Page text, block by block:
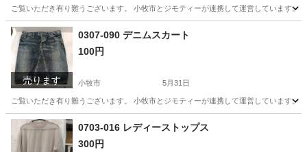
ご覧いただき有り難うございます。 小牧市とジモティーが連携して運営していま
愛知 小牧市 リユース
売ります
0307-090 デニムスカート
100円
小牧市 5月31日
ご覧いただき有り難うございます。 小牧市とジモティーが連携して運営していま
愛知 小牧市 服/ファッション リユース
0703-016 レディーストップス
300円